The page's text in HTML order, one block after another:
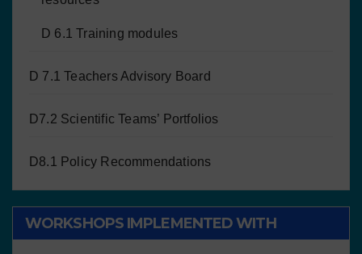
D 6.1 Training modules
D 7.1 Teachers Advisory Board
D7.2 Scientific Teams’ Portfolios
D8.1 Policy Recommendations
WORKSHOPS IMPLEMENTED WITH